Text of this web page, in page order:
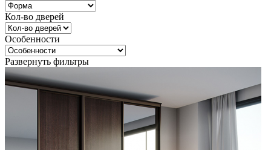
Кол-во дверей
Особенности
Развернуть фильтры